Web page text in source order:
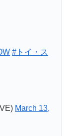
#トイ・ス
March 13,